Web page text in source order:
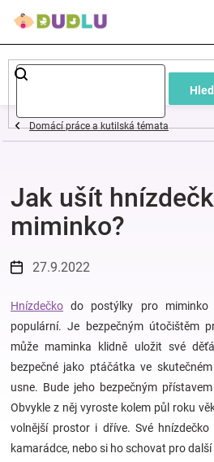
Dětské
a
oblečení
Pokojíček
a
kojenecká
výbava
Hračky
a
Domácí práce a kutilská témata
Jak ušít
miminko?
27.9.2022
Hnízdečko do postýlky pro
populární. Je bezpečným útočištěm
může maminka klidně uložit své
bezpečné jako ptáčátka ve
usne. Bude jeho bezpečným
Obvykle z něj vyroste kolem půl roku
volnější prostor i dříve. Své
kamarádce, nebo si ho schovat pro